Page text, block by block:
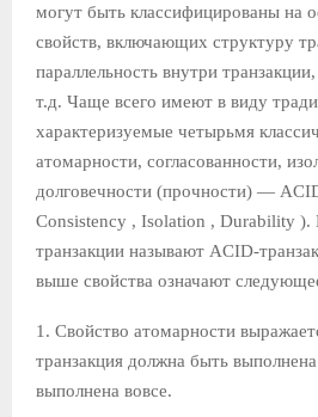
могут быть классифицированы на
свойств, включающих структуру
параллельность внутри
т.д. Чаще всего имеют в виду
характеризуемые четырьмя
атомарности, согласованности,
долговечности (прочности) —
Consistency , Isolation , Durability ).
транзакции называют ACID-
выше свойства означают
1. Свойство атомарности
транзакция должна быть
выполнена вовсе.